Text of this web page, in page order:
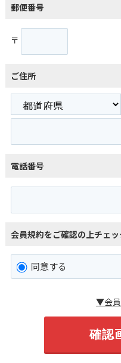
郵便番号
〒
ご住所
電話番号
会員規約をご確認の上チェ
同意する
▼会